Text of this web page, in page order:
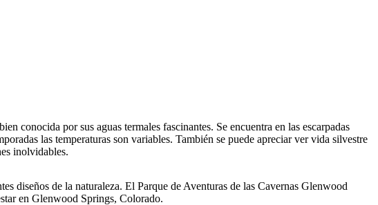
conocida por sus aguas termales fascinantes. Se encuentra en las escarpadas
las temperaturas son variables. También se puede apreciar ver vida silvestre
inolvidables.
diseños de la naturaleza. El Parque de Aventuras de las Cavernas Glenwood
en Glenwood Springs, Colorado.